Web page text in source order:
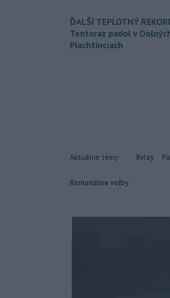
ĎALŠÍ TEPLOTNÝ
Tentoraz padol v
Plachtinciach
Aktuálne témy: Kvízy
Komunálne voľby